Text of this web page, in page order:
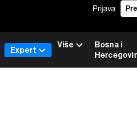
Prijava
Bosna i
Expert
Više